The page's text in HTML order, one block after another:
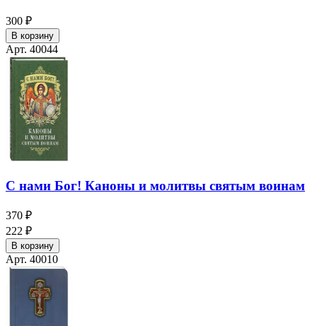
300 ₽
В корзину
Арт. 40044
С нами Бог! Каноны и молитвы святым воинам
370 ₽
222 ₽
В корзину
Арт. 40010